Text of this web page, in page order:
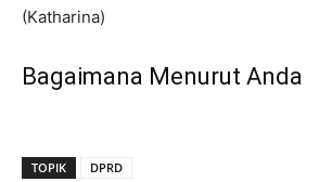
(Katharina)
Bagaimana Menurut Anda
TOPIK DPRD